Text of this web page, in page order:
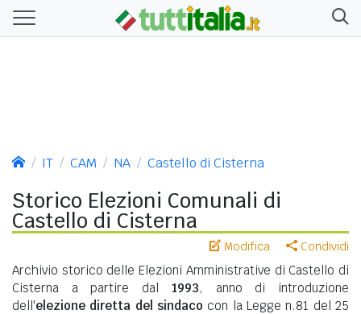
IT CAM NA Castello di Cisterna
Storico Elezioni Comunali di
Castello di Cisterna
Modifica Condividi
Archivio storico delle Elezioni Amministrative di Castello di
Cisterna a partire dal 1993, anno di introduzione
dell'elezione diretta del sindaco con la Legge n.81 del 25